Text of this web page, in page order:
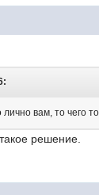
вам, то чего
решение.